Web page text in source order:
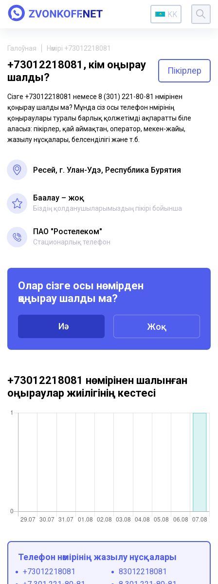
KK
Галоўная Нөмірі +73012218081
+73012218081, кім қоңырау
шалды?
Пікірлер
Сізге +73012218081 немесе 8 (301) 221-80-81 нөмірінен
қоңырау шалды ма? Мұнда сіз осы телефон нөмірінің
қоңыраулары туралы барлық қолжетімді ақпаратты біле
аласыз: пікірлер, қай аймақтан, оператор, мекен-жайы,
жазылу нұсқалары, белсенділігі және т.б.
Ресей, г. Улан-Удэ, Республика Бурятия
Бағалау – жоқ
Біздің қолданушыларымыздың пікірі бойынша
ПАО "Ростелеком"
Стационарлық телефон
Олар сізге осы нөмірден
қоңырау шалды ма?
Иә Жоқ
+73012218081 нөмірінен шалынған
қоңыраулар жиілігінің кестесі
Телефон нөмірінің жазылу нұсқалары
+73012218081
83012218081